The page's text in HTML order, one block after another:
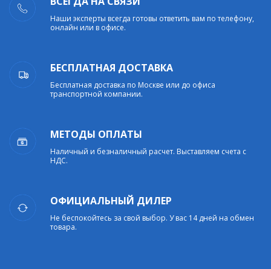
Наши эксперты всегда готовы ответить вам по телефону,
онлайн или в офисе.
БЕСПЛАТНАЯ ДОСТАВКА
Бесплатная доставка по Москве или до офиса
транспортной компании.
МЕТОДЫ ОПЛАТЫ
Наличный и безналичный расчет. Выставляем счета с
НДС.
ОФИЦИАЛЬНЫЙ ДИЛЕР
Не беспокойтесь за свой выбор. У вас 14 дней на обмен
товара.